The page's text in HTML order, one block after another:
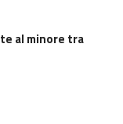
al minore tra